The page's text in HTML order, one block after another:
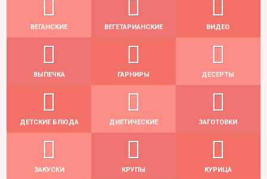
ВЕГАНСКИЕ ВЕГЕТАРИАНСКИЕ ВИДЕО
ВЫПЕЧКА ГАРНИРЫ ДЕСЕРТЫ
ДЕТСКИЕ БЛЮДА ДИЕТИЧЕСКИЕ ЗАГОТОВКИ
ЗАКУСКИ КРУПЫ КУРИЦА